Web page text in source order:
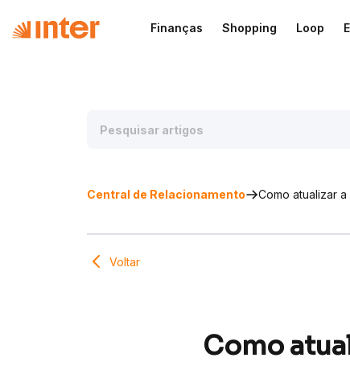
Finanças Shopping Loop
Central de Relacionamento Como atualizar
Voltar
Como